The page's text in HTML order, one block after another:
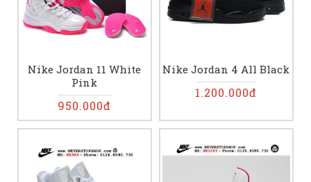
Nike Jordan 11 White
Pink
950.000đ
Nike Jordan 4 All Black
1.200.000đ